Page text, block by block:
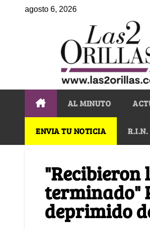
agosto 6, 2026
AL MINUTO
ENVIA TU NOTICIA R.I.N.
"Recibieron
terminado"
deprimido